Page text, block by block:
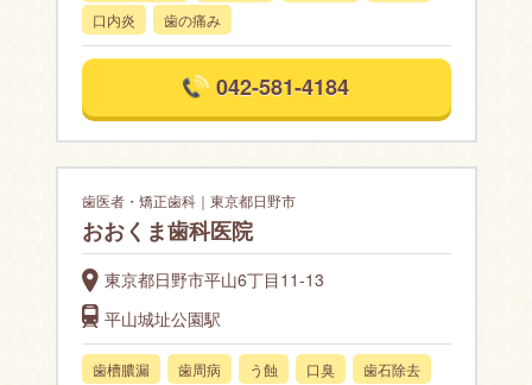
口内炎
歯の痛み
042-581-4184
歯医者・矯正歯科｜東京都日野市
おおくま歯科医院
東京都日野市平山6丁目11-13
平山城址公園駅
歯槽膿漏 歯周病 う蝕 口臭
歯石除去